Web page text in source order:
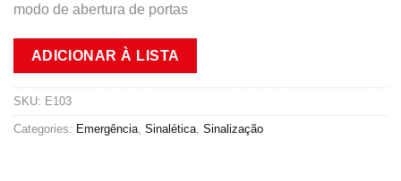
modo de abertura de portas
ADICIONAR À LISTA
SKU: E103
Categories: Emergência Sinalética Sinalização